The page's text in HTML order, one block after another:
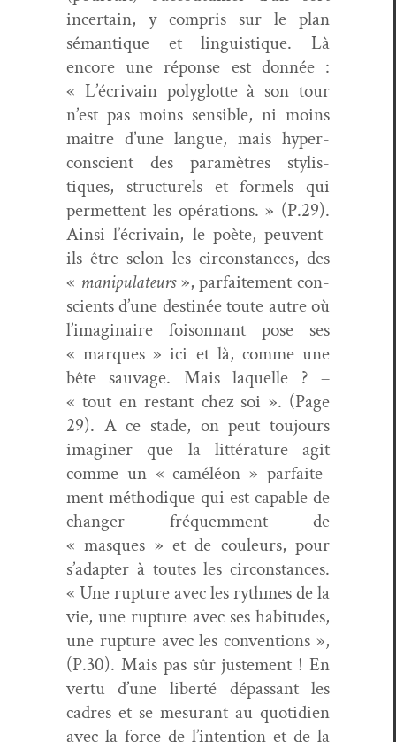
incer­tain, y com­pris sur le plan
séman­tique et lin­guis­tique. Là
encore une réponse est don­née :
« L’écrivain poly­glotte à son tour
n’est pas moins sen­si­ble, ni moins
maitre d’une langue, mais hyper-
con­scient des paramètres styl­is­
tiques, struc­turels et formels qui
per­me­t­tent les opéra­tions. » (P.29).
Ain­si l’écrivain, le poète, peu­vent-
ils être selon les cir­con­stances, des
« manip­u­la­teurs», par­faite­ment con­
scients d’une des­tinée toute autre où
l’imaginaire foi­son­nant pose ses
« mar­ques » ici et là, comme une
bête sauvage. Mais laque­lle ? –
« tout en restant chez soi ». (Page
29). A ce stade, on peut tou­jours
imag­in­er que la lit­téra­ture agit
comme un « caméléon » par­faite­
ment méthodique qui est capa­ble de
chang­er fréquem­ment de
« masques » et de couleurs, pour
s’adapter à toutes les cir­con­stances.
« Une rup­ture avec les rythmes de la
vie, une rup­ture avec ses habi­tudes,
une rup­ture avec les con­ven­tions »,
(P.30). Mais pas sûr juste­ment ! En
ver­tu d’une lib­erté dépas­sant les
cadres et se mesurant au quo­ti­di­en
avec la force de l’intention et de la